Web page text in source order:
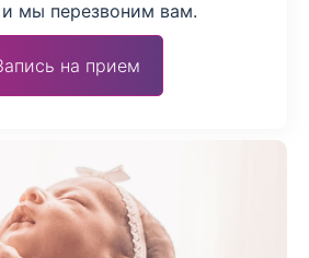
и мы перезвоним вам.
на прием